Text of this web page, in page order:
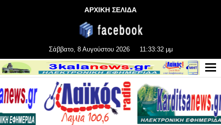
ΑΡΧΙΚΗ ΣΕΛΙΔΑ
Σάββατο, 8 Αυγούστου 2026 11:33:33 μμ